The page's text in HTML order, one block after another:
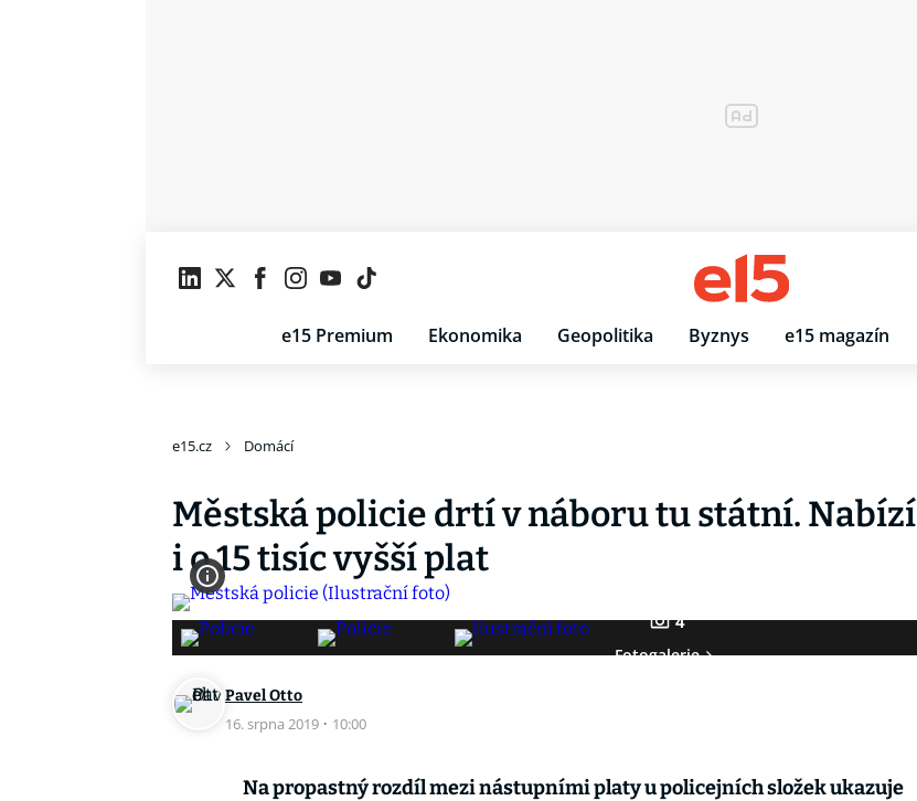
e15 Premium Ekonomika Geopolitika Byznys e15 magazín
e15.cz Domácí
Městská policie drtí v náboru tu státní. Nabízí
i o 15 tisíc vyšší plat
4
Fotogalerie
Pavel Otto
16. srpna 2019 · 10:00
Na propastný rozdíl mezi nástupními platy u policejních složek ukazuje